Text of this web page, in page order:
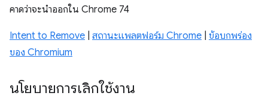
คาดว่าจะนำออกใน Chrome 74
Intent to Remove สถานะแพลตฟอร์ม Chrome ข้อบกพร่อง
ของ Chromium
นโยบายการเลิกใช้งาน